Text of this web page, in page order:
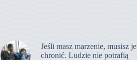
Jeśli masz marzenie, musisz je
chronić. Ludzie nie potrafią